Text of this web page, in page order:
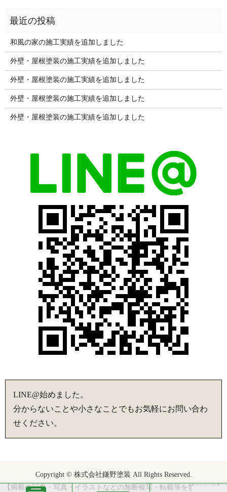
和風の家の施工実績を追加しました
外壁・屋根塗装の施工実績を追加しました
外壁・屋根塗装の施工実績を追加しました
外壁・屋根塗装の施工実績を追加しました
外壁・屋根塗装の施工実績を追加しました
LINE@始めました。
分からないことや小さなことでもお気軽にお問い合わ
せください。
Copyright © 株式会社鎌野塗装 All Rights Reserved.
【掲載の記事・写真・イラストなどの無断複写・転載等を禁じます】